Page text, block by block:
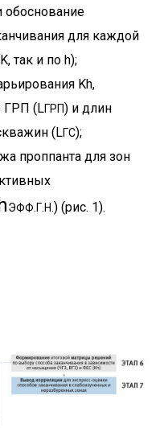
обоснование
для каждой
так и по h);
Kh,
ГРП (LГРП) и длин
(LГС);
проппанта для зон
hЭФФ.Г.Н. ) (рис. 1).